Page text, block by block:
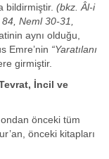
bildirmiştir. (bkz. Âl-i
Neml 30-31,
aynı olduğu,
Emre’nin “Yaratılanı
girmiştir.
İncil ve
önceki tüm
önceki kitapları